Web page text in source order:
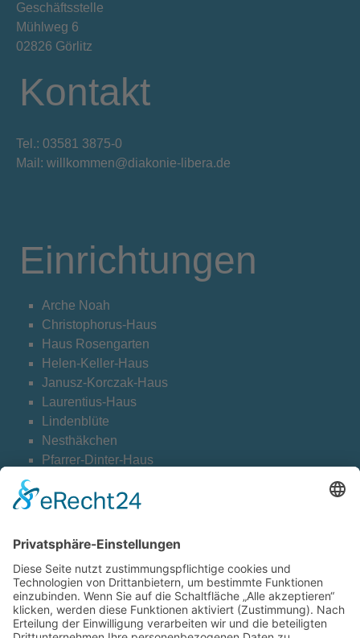
Geschäftsstelle
Mühlweg 6
02826 Görlitz
Kontakt
Tel.: 03581 3875-0
Mail: willkommen@diakonie-libera.de
Einrichtungen
Arche Noah
Christophorus-Haus
Haus Rosengarten
Helen-Keller-Haus
Janusz-Korczak-Haus
Laurentius-Haus
Lindenblüte
Nesthäkchen
Pfarrer-Dinter-Haus
Kontakt
Archiv
Downloads Datenschutz